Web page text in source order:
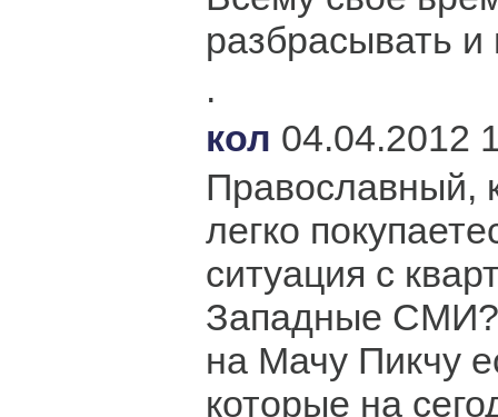
разбрасывать
.
кол 04.04.2012
Православный,
легко
ситуация с
Западные СМИ?
на Мачу Пикчу
которые на